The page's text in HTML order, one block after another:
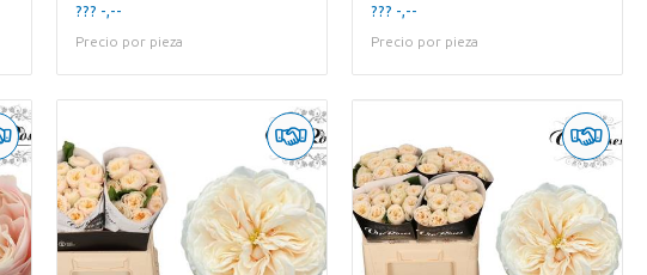
??? -,--
Precio por pieza
??? -,--
Precio por pieza